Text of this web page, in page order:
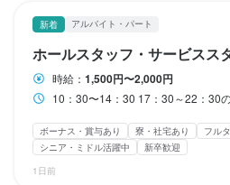
新着 アルバイト・パート
ホールスタッフ・サービスス
時給： 1,500円〜2,000円
10：30〜14：30 17：30～22：30の間でシフト制（終電考慮） ＊実働シフトによる ＊休憩あり（2〜3時間）・時間応
ボーナス・賞与あり 寮・社宅あり フル
シニア・ミドル活躍中
新卒歓迎
1日前
ひげOK
ピアスOK
特徴
Uターン・Iターン歓迎
フリーター歓迎 シニ
駅チカ(徒歩5分以内)
小さなお店(20席未満)
特徴
学歴不問 未経験者歓迎 独立希望者歓迎
Uターン・Iターン歓迎
フリーター歓迎 シニ
仕事内容
特徴
学歴不問 未経験者歓迎 独立希望者歓迎
Uターン・Iターン歓迎
フリーター歓迎 シニ
仕事内容
特徴
学歴不問 未経験者歓迎 独立希望者歓迎
Uターン・Iターン歓迎
フリーター歓迎 シニ
仕事内容
特徴
Uターン・Iターン歓迎
フリーター歓迎 シニ
駅チカ(徒歩5分以内)
小さなお店(20席未満)
仕事内容
＝＝＝＝＝＝＝＝＝＝＝
特徴
学歴不問 未経験者歓迎 独立希望者歓迎 新
Uターン・Iターン歓迎
フリーター歓迎
駅チカ(徒歩5分以内)
小さなお店(20席未満)
仕事内容
・服装・髪型自由（仕事実績に伴う）
・習い事やスキルアップ補助制度
・様々な社内外勉強会（社内ワイン
り）
・社内レクリエーション（BBQ・納
社会保険完備 制服貸与 研修制度あり 海外
社内イベントあり(旅行、BBQ等)
資格取得支援あ
独立支援制度あり
・人事考課年12回（毎月個人面談）
・昇給チャンス年12回
・交通費規定支給
・有給休暇制度
・リファラル採用制度
・習い事やスキルアップ補助制度
・様々な社内外勉強会（社内ワイン
・昇給チャンス年12回
・交通費規定支給
・有給休暇制度
・リファラル採用制度
・服装・髪型自由（仕事実績に伴う）
・習い事やスキルアップ補助制度
・様々な社内外勉強会（社内ワイン
り）